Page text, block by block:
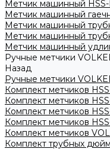
Метчик машинный
Метчик машинный
Метчик машинный
Метчик машинный
Метчик машинный
Ручные метчики
Назад
Ручные метчики
Комплект метчиков
Комплект метчиков
Комплект метчиков
Комплект метчиков
Комплект метчиков
Комплект трубных